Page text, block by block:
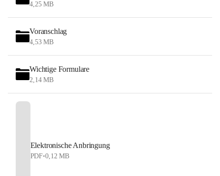
4,25 MB
Voranschlag
4,53 MB
Wichtige Formulare
2,14 MB
Elektronische Anbringung
PDF•0,12 MB